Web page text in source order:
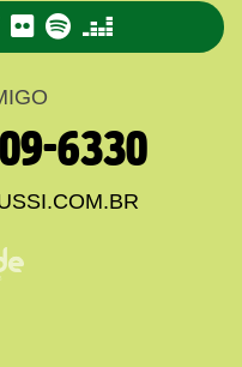
FlickrSpotifyDeezer
6330